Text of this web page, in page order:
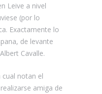
Leive a nivel
(por lo
Exactamente lo
de levante
Cavalle.
notan el
amiga de